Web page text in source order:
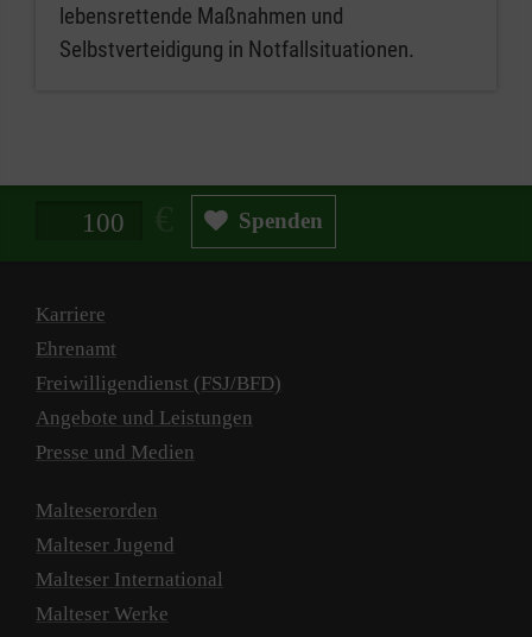
lebensrettende Maßnahmen und
Selbstverteidigung in Notfallsituationen.
Spendenbetrag in Euro Spenden
Karriere
Ehrenamt
Freiwilligendienst (FSJ/BFD)
Angebote und Leistungen
Presse und Medien
Malteserorden
Malteser Jugend
Malteser International
Malteser Werke